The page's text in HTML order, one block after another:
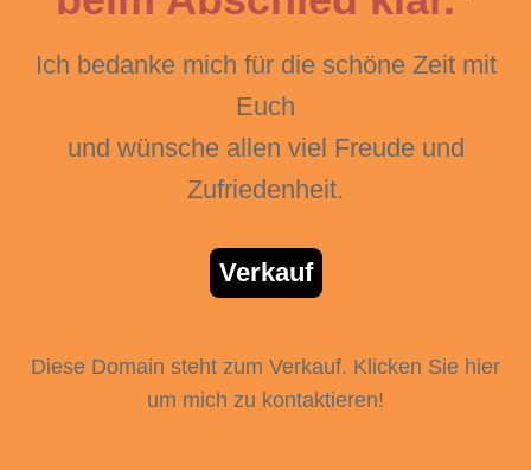
Ich bedanke mich für die schöne Zeit mit
Euch
und wünsche allen viel Freude und
Zufriedenheit.
Verkauf
Diese Domain steht zum Verkauf. Klicken Sie hier
um mich zu kontaktieren!